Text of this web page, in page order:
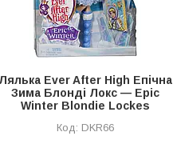
Лялька Ever After High Епічна
Зима Блонді Локс — Epic
Winter Blondie Lockes
DKR66